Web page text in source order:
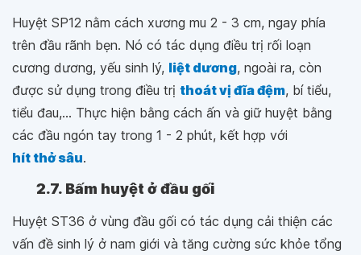
Huyệt SP12 nằm cách xương mu 2 - 3 cm, ngay phía
trên đầu rãnh bẹn. Nó có tác dụng điều trị rối loạn
cương dương, yếu sinh lý, liệt dương, ngoài ra, còn
được sử dụng trong điều trị thoát vị đĩa đệm, bí tiểu,
tiểu đau,... Thực hiện bằng cách ấn và giữ huyệt bằng
các đầu ngón tay trong 1 - 2 phút, kết hợp với
hít thở sâu.
2.7. Bấm huyệt ở đầu gối
Huyệt ST36 ở vùng đầu gối có tác dụng cải thiện các
vấn đề sinh lý ở nam giới và tăng cường sức khỏe tổng